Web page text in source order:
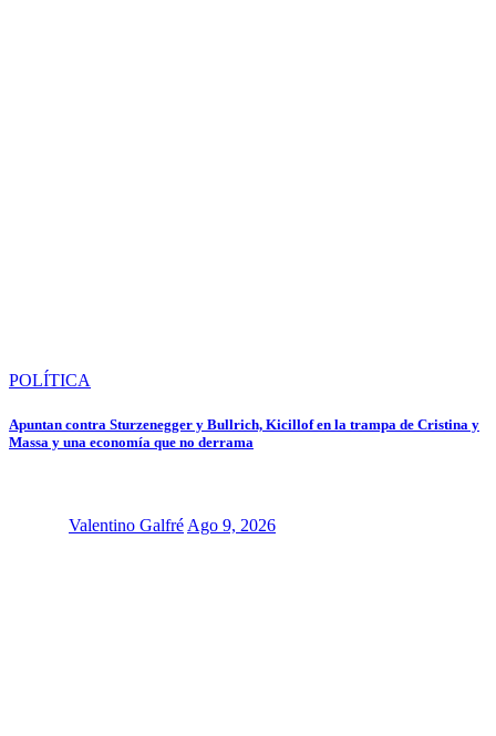
POLÍTICA
Apuntan contra Sturzenegger y Bullrich, Kicillof en la trampa de Cristina y
Massa y una economía que no derrama
Valentino Galfré Ago 9, 2026